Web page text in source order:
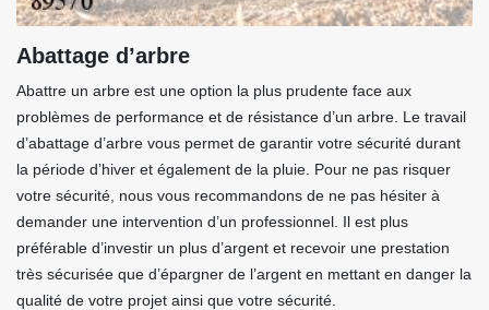
Abattage d’arbre
Abattre un arbre est une option la plus prudente face aux
problèmes de performance et de résistance d’un arbre. Le travail
d’abattage d’arbre vous permet de garantir votre sécurité durant
la période d’hiver et également de la pluie. Pour ne pas risquer
votre sécurité, nous vous recommandons de ne pas hésiter à
demander une intervention d’un professionnel. Il est plus
préférable d’investir un plus d’argent et recevoir une prestation
très sécurisée que d’épargner de l’argent en mettant en danger la
qualité de votre projet ainsi que votre sécurité.